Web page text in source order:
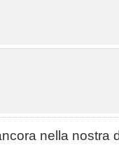
nella nostra